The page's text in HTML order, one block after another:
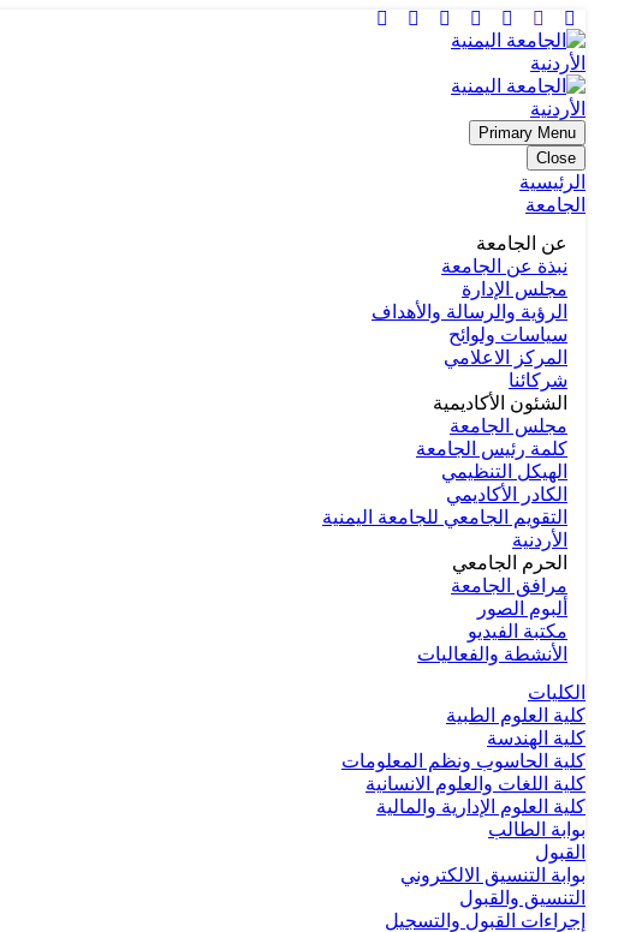
Primary Menu
Close
الرئيسية
الجامعة
عن الجامعة
نبذة عن الجامعة
مجلس الإدارة
الرؤية والرسالة والأهداف
سياسات ولوائح
المركز الاعلامي
شركائنا
الشئون الأكاديمية
مجلس الجامعة
كلمة رئيس الجامعة
الهيكل التنظيمي
الكادر الأكاديمي
التقويم الجامعي للجامعة اليمنية
الأردنية
الحرم الجامعي
مرافق الجامعة
ألبوم الصور
مكتبة الفيديو
الأنشطة والفعاليات
الكليات
كلية العلوم الطبية
كلية الهندسة
كلية الحاسوب ونظم المعلومات
كلية اللغات والعلوم الانسانية
كلية العلوم الإدارية والمالية
بوابة الطالب
القبول
بوابة التنسيق الالكتروني
التنسيق والقبول
إجراءات القبول والتسجيل